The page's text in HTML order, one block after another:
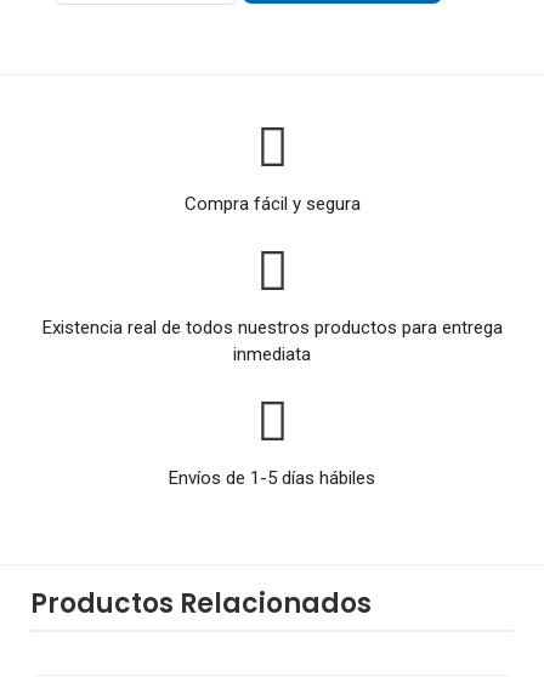
Compra fácil y segura
Existencia real de todos nuestros productos para entrega
inmediata
Envíos de 1-5 días hábiles
Productos Relacionados